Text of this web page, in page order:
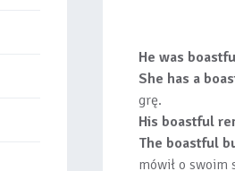
He was
She has a
grę.
His boastful
The boastful
mówił o swoim